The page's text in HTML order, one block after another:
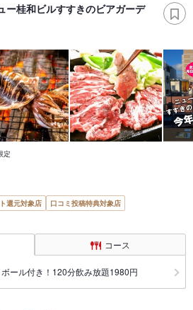
ー桂和ビルすすきのビアガーデ
定
還元対象店
口コミ投稿特典対象店
コース
ール付き！120分飲み放題1980円